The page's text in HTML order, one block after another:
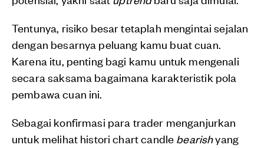
Tentunya, risiko besar tetaplah mengintai sejalan
dengan besarnya peluang kamu buat cuan.
Karena itu, penting bagi kamu untuk mengenali
secara saksama bagaimana karakteristik pola
pembawa cuan ini.
Sebagai konfirmasi para trader menganjurkan
untuk melihat histori chart candle bearishyang